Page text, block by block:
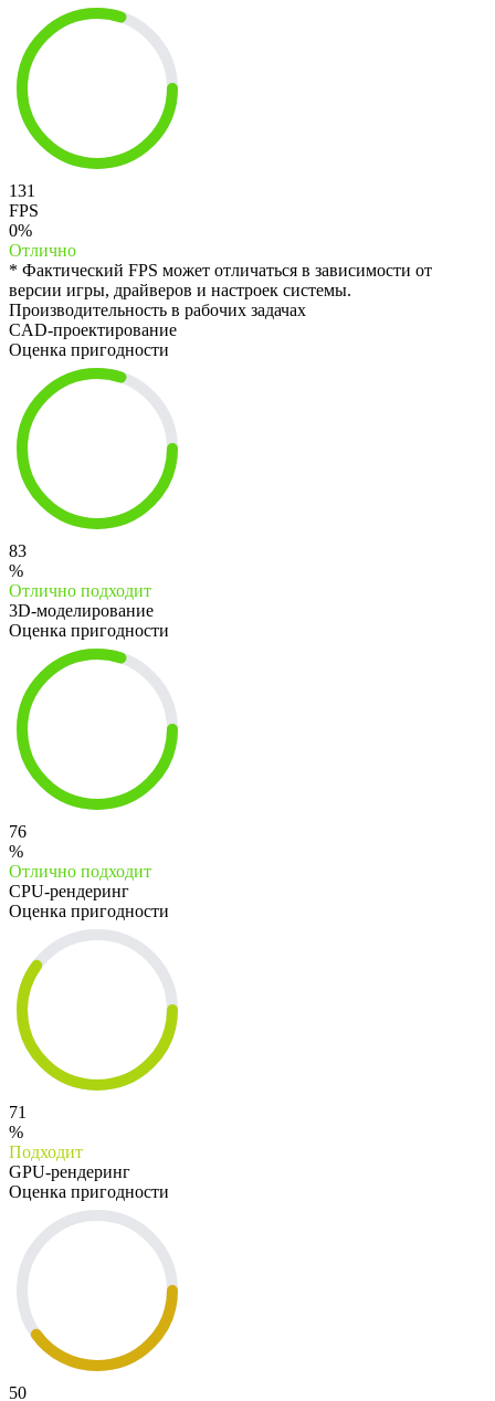
131
FPS
0%
Отлично
* Фактический FPS может отличаться в зависимости от
версии игры, драйверов и настроек системы.
Производительность в рабочих задачах
CAD-проектирование
Оценка пригодности
83
%
Отлично подходит
3D-моделирование
Оценка пригодности
76
%
Отлично подходит
CPU-рендеринг
Оценка пригодности
71
%
Подходит
GPU-рендеринг
Оценка пригодности
50